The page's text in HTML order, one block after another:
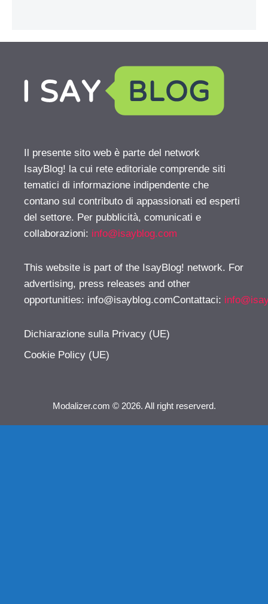
Il presente sito web è parte del network
IsayBlog! la cui rete editoriale comprende siti
tematici di informazione indipendente che
contano sul contributo di appassionati ed esperti
del settore. Per pubblicità, comunicati e
collaborazioni: info@isayblog.com
This website is part of the IsayBlog! network. For
advertising, press releases and other
opportunities: info@isayblog.comContattaci:
Dichiarazione sulla Privacy (UE)
Cookie Policy (UE)
Modalizer.com © 2026. All right reserverd.